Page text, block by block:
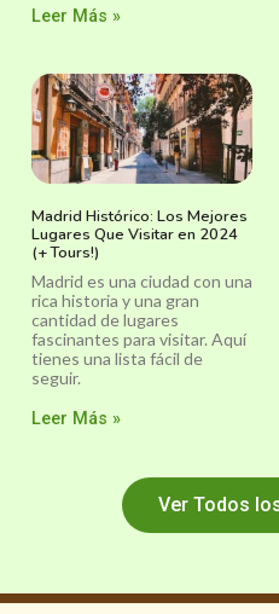
Leer Más »
Madrid Histórico: Los Mejores
Lugares Que Visitar en 2024
(+ Tours!)
Madrid es una ciudad con una
rica historia y una gran
cantidad de lugares
fascinantes para visitar. Aquí
tienes una lista fácil de
seguir.
Leer Más »
Ver Todos